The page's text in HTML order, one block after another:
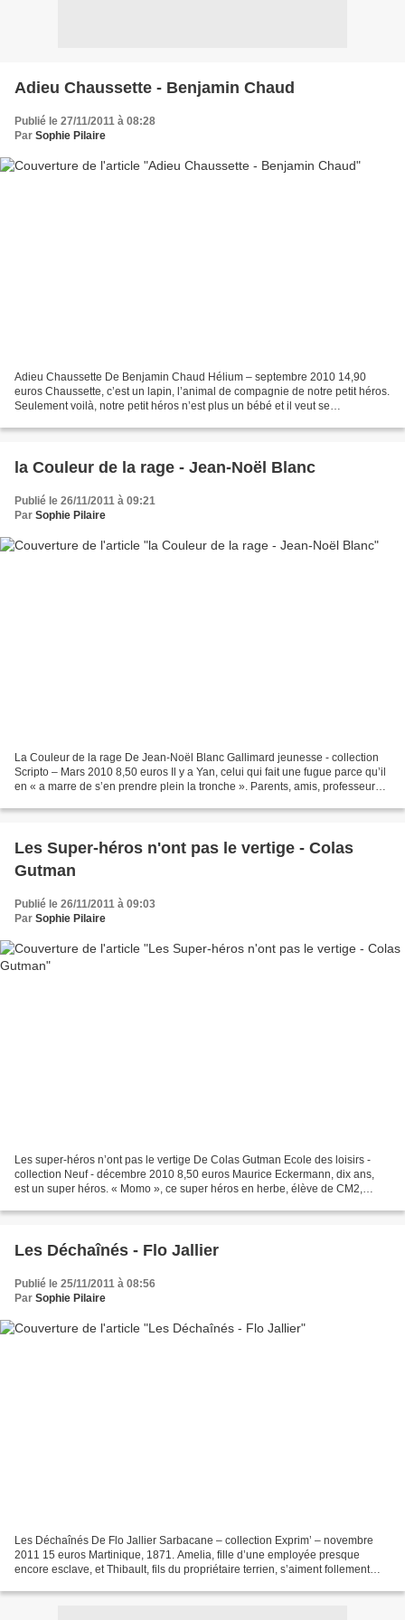
Adieu Chaussette - Benjamin Chaud
Publié le 27/11/2011 à 08:28
Par Sophie Pilaire
Adieu Chaussette De Benjamin Chaud Hélium – septembre 2010 14,90
euros Chaussette, c’est un lapin, l’animal de compagnie de notre petit héros.
Seulement voilà, notre petit héros n’est plus un bébé et il veut se
la Couleur de la rage - Jean-Noël Blanc
Publié le 26/11/2011 à 09:21
Par Sophie Pilaire
La Couleur de la rage De Jean-Noël Blanc Gallimard jeunesse - collection
Scripto – Mars 2010 8,50 euros Il y a Yan, celui qui fait une fugue parce qu’il
en « a marre de s’en prendre plein la tronche ». Parents, amis, professeurs
Les Super-héros n'ont pas le vertige - Colas
Gutman
Publié le 26/11/2011 à 09:03
Par Sophie Pilaire
Les super-héros n’ont pas le vertige De Colas Gutman Ecole des loisirs -
collection Neuf - décembre 2010 8,50 euros Maurice Eckermann, dix ans,
est un super héros. « Momo », ce super héros en herbe, élève de CM2,
Les Déchaînés - Flo Jallier
Publié le 25/11/2011 à 08:56
Par Sophie Pilaire
Les Déchaînés De Flo Jallier Sarbacane – collection Exprim’ – novembre
2011 15 euros Martinique, 1871. Amelia, fille d’une employée presque
encore esclave, et Thibault, fils du propriétaire terrien, s’aiment follement